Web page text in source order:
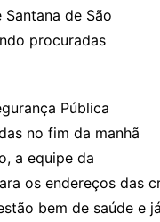
de São
procuradas
Pública
no fim da manhã
a equipe da
os endereços das
bem de saúde e